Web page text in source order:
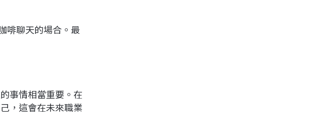
啡聊天的場合。最
事情相當重要。在
，這會在未來職業